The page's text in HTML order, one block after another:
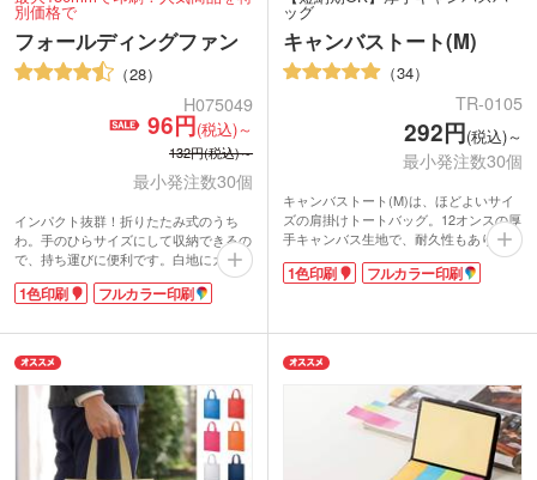
別価格で
フォールディングファン
28
H075049
96円(税込)～
132円(税込)～
最小発注数30個
インパクト抜群！折りたたみ式のうち
わ。手のひらサイズにして収納できるの
で、持ち運びに便利です。白地にカラフ
ルカラーを縁取ったデザインが、さり気
なくおしゃれです。 印刷が映える盤面
色に揃えたカラーズ、華やかなオーロラ
カラーの3タイプから好きな色を選べま
す。コンサートグッズやアイドルのオリ
ジナルグッズ等で、うちわと持ち手両方
にロゴを印刷することで、ひときわ目立
つグッズとして人気です。
展示会やイベント会場で目を惹くノベル
ティが作成できますよ。
1色印刷 フルカラー印刷
ッグ
キャンバストート(M)
34
TR-0105
292円(税込)～
最小発注数30個
キャンバストート(M)は、ほどよいサイ
ズの肩掛けトートバッグ。12オンスの厚
手キャンバス生地で、耐久性もあり中身
が透けて見えることがありません。豊富
なカラーバリエーションで、企業カラー
シンプルな無地のデザインのバッグは、
ロゴやイラストが映えるのでオリジナル
バッグの制作におすすめ。印刷面が広い
のでPR効果も抜群！セミナーや会社説
明会にも選ばれます。世界にひとつのオ
リジナルバッグを小ロットで制作できま
1色印刷 フルカラー印刷